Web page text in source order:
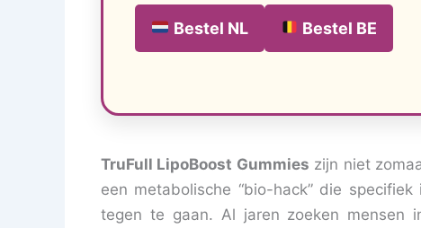
Bestel NL Bestel BE
TruFull LipoBoost Gummies zijn niet
een metabolische “bio-hack” die
tegen te gaan. Al jaren zoeken mensen